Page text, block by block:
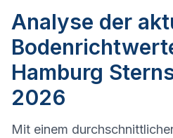
Analyse der
Hamburg
2026
Mit einem